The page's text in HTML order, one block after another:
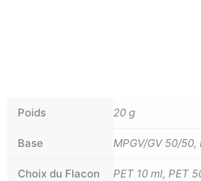
Poids 20 g
Base MPGV/GV 50/
Choix du Flacon PET 10 ml, PET